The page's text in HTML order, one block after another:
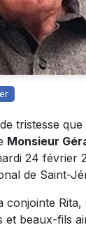
tristesse
Monsieur
24 février
de Saint-
conjointe
beaux-fils